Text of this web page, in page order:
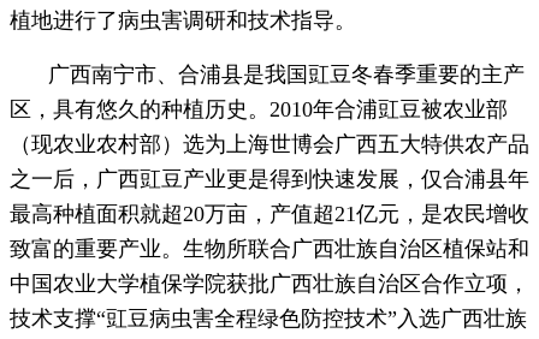
植地进行了病虫害调研和技术指导。
广西南宁市、合浦县是我国豇豆冬春季重要的主产
区，具有悠久的种植历史。2010年合浦豇豆被农业部
（现农业农村部）选为上海世博会广西五大特供农产品
之一后，广西豇豆产业更是得到快速发展，仅合浦县年
最高种植面积就超20万亩，产值超21亿元，是农民增收
致富的重要产业。生物所联合广西壮族自治区植保站和
中国农业大学植保学院获批广西壮族自治区合作立项，
技术支撑“豇豆病虫害全程绿色防控技术”入选广西壮族